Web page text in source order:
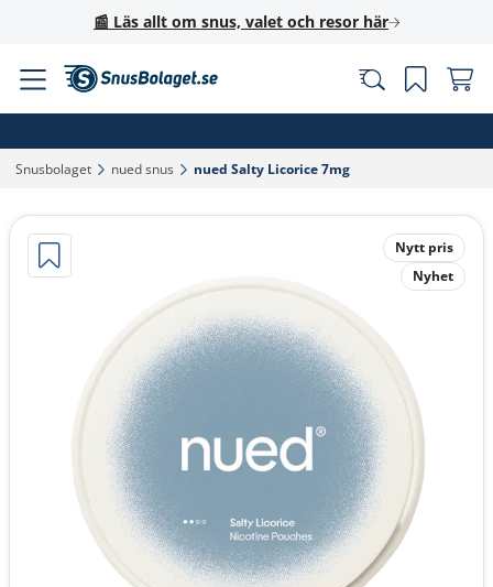
📰 Läs allt om snus, valet och resor här
Snusbolaget‎ nued snus‎ nued Salty Licorice 7mg‎
Nytt pris
Nyhet